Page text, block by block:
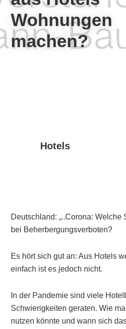
Wohnungen
machen?
Hotels
Deutschland: „..Corona: Welche
bei Beherbergungsverboten?
Es hört sich gut an: Aus Hotels
einfach ist es jedoch nicht.
In der Pandemie sind viele
Schwierigkeiten geraten. Wie
nutzen könnte und wann sich